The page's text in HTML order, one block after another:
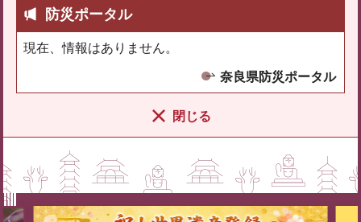
防災ポータル
現在、情報はありません。
奈良県防災ポータル
閉じる